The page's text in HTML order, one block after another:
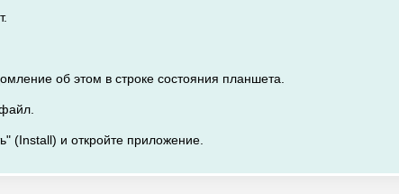
об этом в строке состояния планшета.
(Install) и откройте приложение.